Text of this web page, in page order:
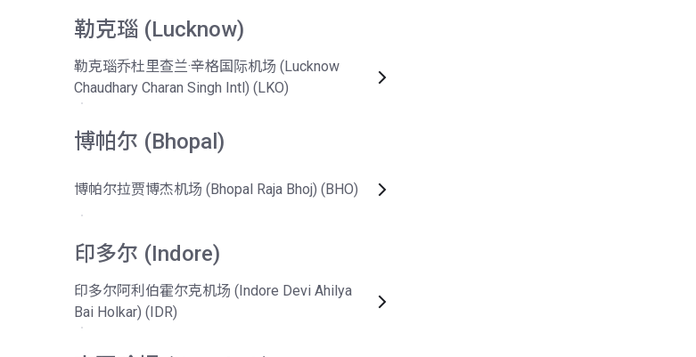
勒克瑙 (Lucknow)
勒克瑙乔杜里查兰·辛格国际机场 (Lucknow
Chaudhary Charan Singh Intl) (LKO)
博帕尔 (Bhopal)
博帕尔拉贾博杰机场 (Bhopal Raja Bhoj) (BHO)
印多尔 (Indore)
印多尔阿利伯霍尔克机场 (Indore Devi Ahilya
Bai Holkar) (IDR)